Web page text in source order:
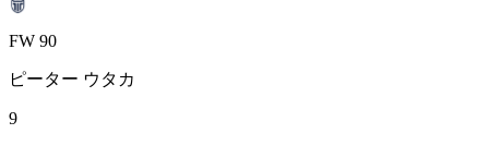
FW 90
ピーター ウタカ
9